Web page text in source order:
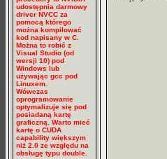
udostępnia darmowy
driver NVCC za
pomocą którego
można kompilować
kod napisany w C.
Można to robić z
Visual Studio (od
wersji 10) pod
Windows lub
używając gcc pod
Linuxem.
Wówczas
oprogramowanie
optymalizuje się pod
posiadaną kartę
graficzną. Warto mieć
kartę o CUDA
capability większym
niż 2.0 ze względu na
obsługę typu double.